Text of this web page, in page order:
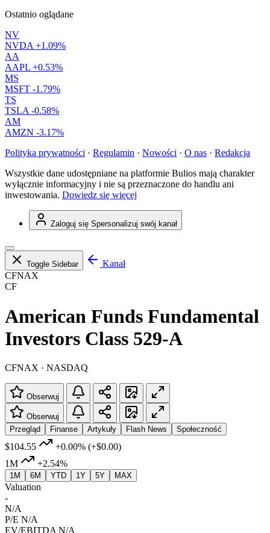
Ostatnio oglądane
NV
NVDA +1.09%
AA
AAPL +0.53%
MS
MSFT -1.79%
TS
TSLA -0.58%
AM
AMZN -3.17%
Polityka prywatności · Regulamin · Nowości · O nas · Redakcja
Wszystkie dane udostępniane na platformie Bulios mają charakter
wyłącznie informacyjny i nie są przeznaczone do handlu ani
inwestowania. Dowiedz się więcej
Zaloguj się Spersonalizuj swój kanał
Toggle Sidebar
Kanał
CFNAX
CF
American Funds Fundamental
Investors Class 529-A
CFNAX · NASDAQ
Obserwuj
Obserwuj
Przegląd
Finanse Artykuły Flash News Społeczność
$104.55 +0.00% (+$0.00)
1M
+2.54%
1M 6M YTD 1Y 5Y MAX
Valuation
-
N/A
P/E N/A
EV/EBITDA N/A